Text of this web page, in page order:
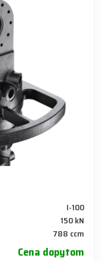
I-100
150 kN
788 ccm
Cena dopytom